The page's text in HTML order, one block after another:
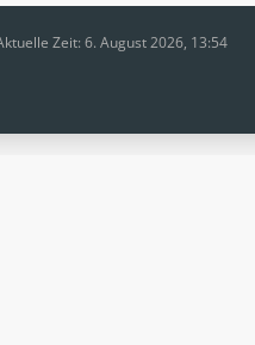
Zeit: 6. August 2026, 13:54